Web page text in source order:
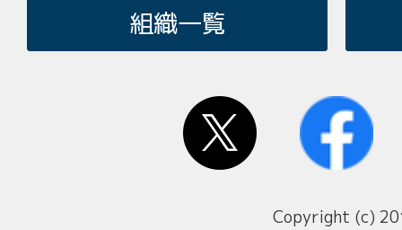
組織一覧
Copyright (c)